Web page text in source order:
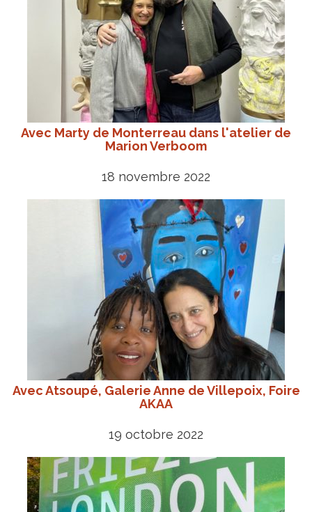
Avec Marty de Monterreau dans l'atelier de
Marion Verboom
18 novembre 2022
Avec Atsoupé, Galerie Anne de Villepoix, Foire
AKAA
19 octobre 2022